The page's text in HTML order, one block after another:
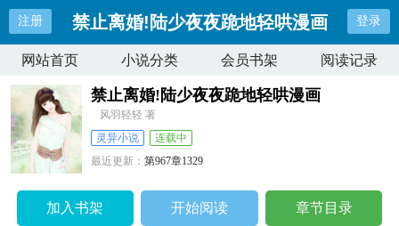
注册 禁止离婚!陆少夜夜跪地轻哄漫画 登录
网站首页 小说分类 会员书架 阅读记录
禁止离婚!陆少夜夜跪地轻哄漫画
风羽轻轻 著
灵异小说
连载中
最近更新：第967章1329
加入书架 开始阅读 章节目录